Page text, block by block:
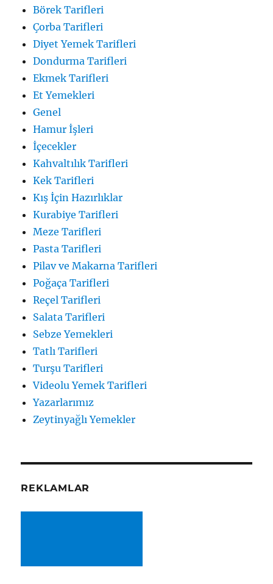
Börek Tarifleri
Çorba Tarifleri
Diyet Yemek Tarifleri
Dondurma Tarifleri
Ekmek Tarifleri
Et Yemekleri
Genel
Hamur İşleri
İçecekler
Kahvaltılık Tarifleri
Kek Tarifleri
Kış İçin Hazırlıklar
Kurabiye Tarifleri
Meze Tarifleri
Pasta Tarifleri
Pilav ve Makarna Tarifleri
Poğaça Tarifleri
Reçel Tarifleri
Salata Tarifleri
Sebze Yemekleri
Tatlı Tarifleri
Turşu Tarifleri
Videolu Yemek Tarifleri
Yazarlarımız
Zeytinyağlı Yemekler
REKLAMLAR